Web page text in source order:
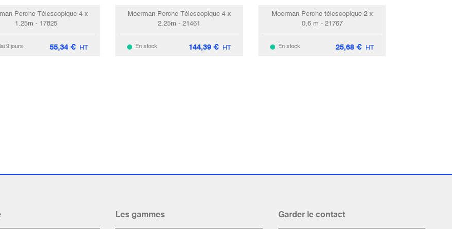
Perche Télescopique 4 x
1.25m - 17825
9 jours 55,34 € HT
Moerman Perche Télescopique 4 x
2.25m - 21461
En stock 144,39 € HT
Moerman Perche télescopique 2 x
0,6 m - 21767
En stock 25,68 € HT
Les gammes Garder le contact